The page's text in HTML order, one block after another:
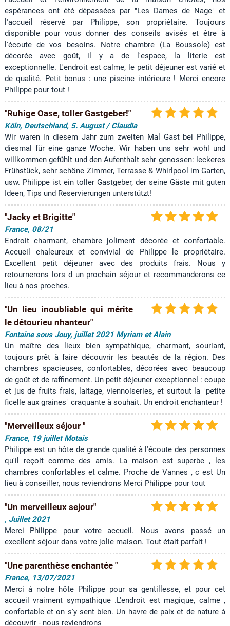
espérances ont été dépassées par "Les Dames de Nage" et
l'accueil réservé par Philippe, son propriétaire. Toujours
disponible pour vous donner des conseils avisés et être à
l'écoute de vos besoins. Notre chambre (La Boussole) est
décorée avec goût, il y a de l'espace, la literie est
exceptionnelle. L'endroit est calme, le petit déjeuner est varié et
de qualité. Petit bonus : une piscine intérieure ! Merci encore
Philippe pour tout !
"Ruhige Oase, toller Gastgeber!"
Köln, Deutschland, 5. August / Claudia
Wir waren in diesem Jahr zum zweiten Mal Gast bei Philippe,
diesmal für eine ganze Woche. Wir haben uns sehr wohl und
willkommen gefühlt und den Aufenthalt sehr genossen: leckeres
Frühstück, sehr schöne Zimmer, Terrasse & Whirlpool im Garten,
usw. Philippe ist ein toller Gastgeber, der seine Gäste mit guten
Ideen, Tips und Reservierungen unterstützt!
"Jacky et Brigitte"
France, 08/21
Endroit charmant, chambre joliment décorée et confortable.
Accueil chaleureux et convivial de Philippe le propriétaire.
Excellent petit déjeuner avec des produits frais. Nous y
retournerons lors d un prochain séjour et recommanderons ce
lieu à nos proches.
"Un lieu inoubliable qui mérite
le détourieu nhanteur"
Fontaine sous Jouy, juillet 2021 Myriam et Alain
Un maître des lieux bien sympathique, charmant, souriant,
toujours prêt à faire découvrir les beautés de la région. Des
chambres spacieuses, confortables, décorées avec beaucoup
de goût et de raffinement. Un petit déjeuner exceptionnel : coupe
et jus de fruits frais, laitage, viennoiseries, et surtout la "petite
ficelle aux graines" craquante à souhait. Un endroit enchanteur !
"Merveilleux séjour "
France, 19 juillet Motais
Philippe est un hôte de grande qualité à l'écoute des personnes
qu'il reçoit comme des amis. La maison est superbe , les
chambres confortables et calme. Proche de Vannes , c est Un
lieu à conseiller, nous reviendrons Merci Philippe pour tout
"Un merveilleux sejour"
, Juillet 2021
Merci Philippe pour votre accueil. Nous avons passé un
excellent séjour dans votre jolie maison. Tout était parfait !
"Une parenthèse enchantée "
France, 13/07/2021
Merci à notre hôte Philippe pour sa gentillesse, et pour cet
accueil vraiment sympathique .L'endroit est magique, calme ,
confortable et on s'y sent bien. Un havre de paix et de nature à
découvrir - nous reviendrons